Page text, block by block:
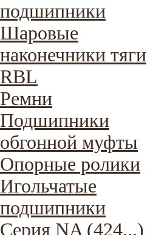
подшипники
Шаровые
наконечники тяги
RBL
Ремни
Подшипники
обгонной муфты
Опорные ролики
Игольчатые
подшипники
Серия NA (424...)